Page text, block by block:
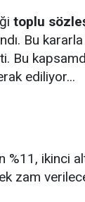
toplu
Bu
Bu
ediliyor...
%11, ikinci
zam